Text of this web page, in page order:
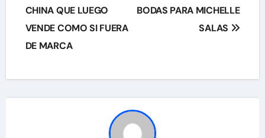
CHINA QUE LUEGO
VENDE COMO SI FUERA
DE MARCA
BODAS PARA MICHELLE
SALAS